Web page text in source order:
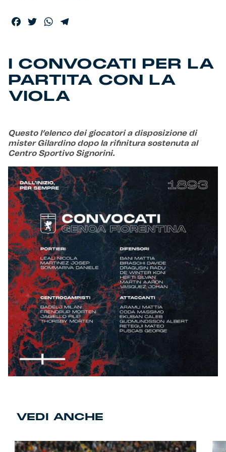
Helan x Genoa
Gift Card Online Store
Fortissimo batte il mio cuor
Facebook
TwitterWhatsApp
I CONVOCATI PER LA
PARTITA CON LA
VIOLA
Questo l’elenco dei giocatori a disposizione di
mister Gilardino dopo la rifinitura sostenuta al
Centro Sportivo Signorini.
VEDI ANCHE